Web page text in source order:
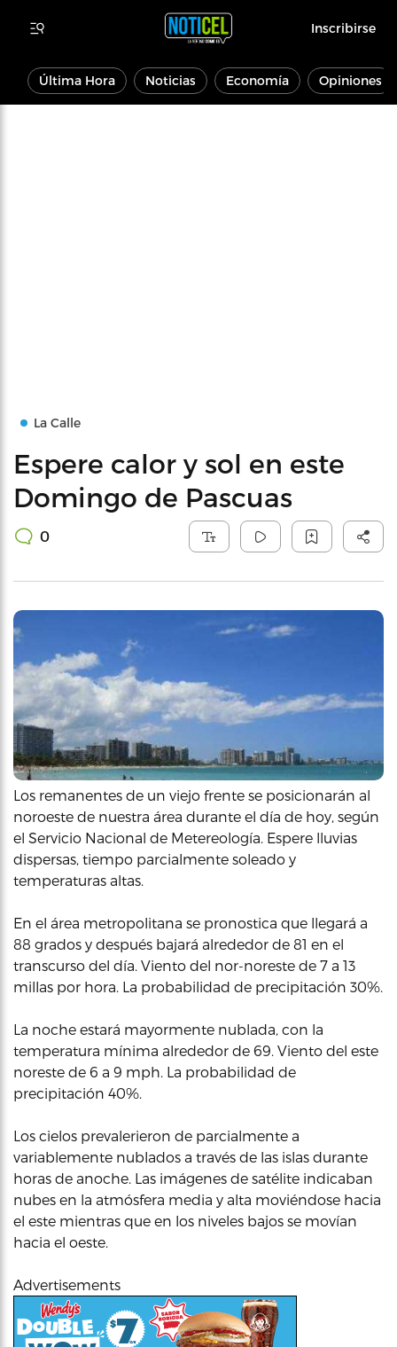
Inscribirse
Última Hora Noticias Economía Opiniones
La Calle
Espere calor y sol en este
Domingo de Pascuas
0
Los remanentes de un viejo frente se posicionarán al
noroeste de nuestra área durante el día de hoy, según
el Servicio Nacional de Metereología. Espere lluvias
dispersas, tiempo parcialmente soleado y
temperaturas altas.
En el área metropolitana se pronostica que llegará a
88 grados y después bajará alrededor de 81 en el
transcurso del día. Viento del nor-noreste de 7 a 13
millas por hora. La probabilidad de precipitación 30%.
La noche estará mayormente nublada, con la
temperatura mínima alrededor de 69. Viento del este
noreste de 6 a 9 mph. La probabilidad de
precipitación 40%.
Los cielos prevalerieron de parcialmente a
variablemente nublados a través de las islas durante
horas de anoche. Las imágenes de satélite indicaban
nubes en la atmósfera media y alta moviéndose hacia
el este mientras que en los niveles bajos se movían
hacia el oeste.
Advertisements